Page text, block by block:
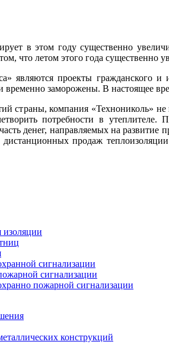
в этом году существенно
что летом этого года существенно
являются проекты гражданского
заморожены. В настоящее
страны, компания «Технониколь» не
потребности в
денег, направляемых на развитие
продаж
изоляции
сигнализации
сигнализации
пожарной сигнализации
конструкций